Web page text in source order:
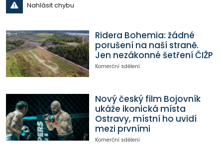
Nahlásit chybu
Ridera Bohemia: žádné
porušení na naší straně.
Jen nezákonné šetření ČIŽP
Komerční sdělení
Nový český film Bojovník
ukáže ikonická místa
Ostravy, místní ho uvidí
mezi prvními
Komerční sdělení